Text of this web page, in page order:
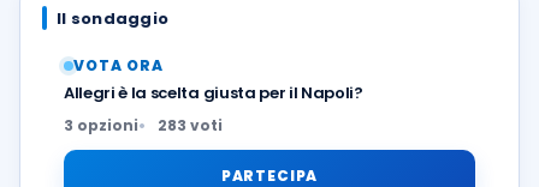
Il sondaggio
VOTA ORA
Allegri è la scelta giusta per il Napoli?
3 opzioni 283 voti
PARTECIPA